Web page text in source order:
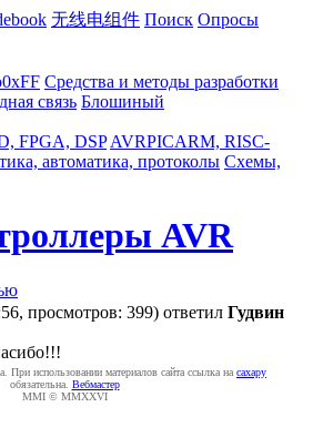
无线电组件 Поиск Опросы
0xFF Средства и методы разработки
связь Блошиный
FPGA, DSP AVRPICARM, RISC-
автоматика, протоколы Схемы,
AVR
просмотров: 399) ответил Гудвин
При использовании материалов сайта ссылка на caxapу
обязательна. Вебмастер
MMI © MMXXVI